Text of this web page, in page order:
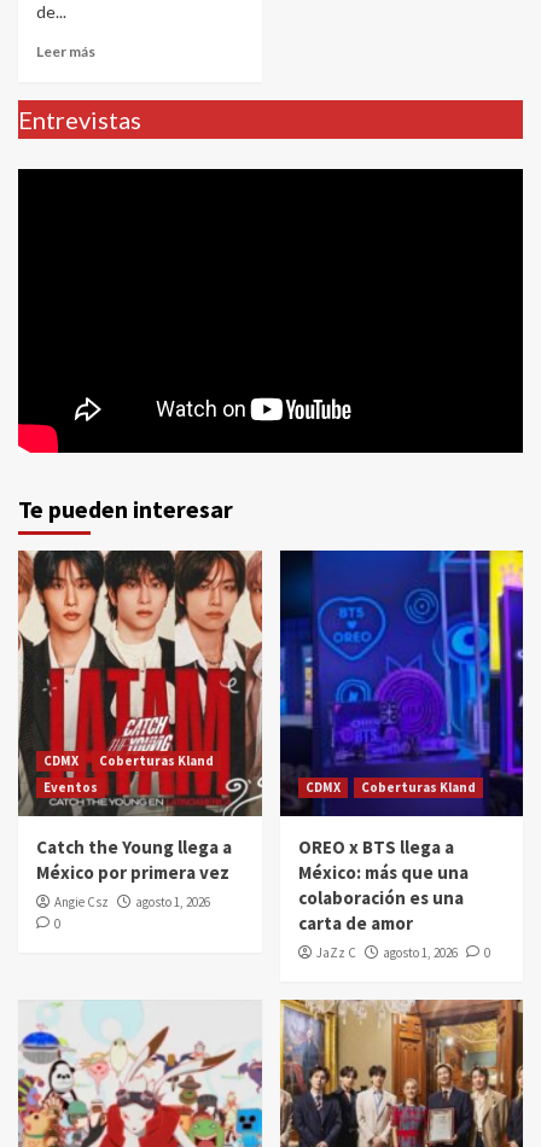
de...
Leer más
Entrevistas
Te pueden interesar
CDMX
Coberturas Kland
Eventos
Catch the Young llega a
México por primera vez
Angie Csz
agosto 1, 2026
0
CDMX Coberturas Kland
OREO x BTS llega a
México: más que una
colaboración es una
carta de amor
JaZz C agosto 1, 2026 0